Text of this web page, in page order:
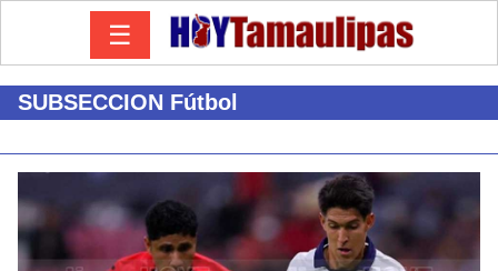
☰
SUBSECCION Fútbol